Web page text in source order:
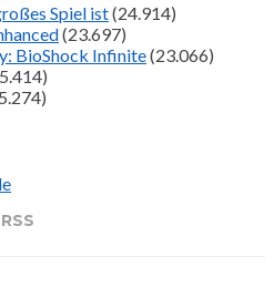
Spiel ist(24.914)
(23.697)
BioShock Infinite(23.066)
RSS